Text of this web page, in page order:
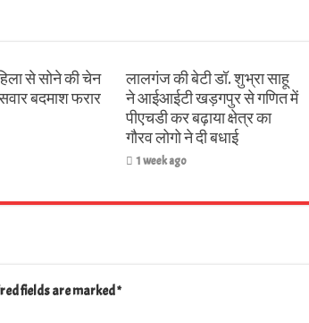
से सोने की चेन
बदमाश फरार
लालगंज की बेटी डॉ. शुभ्रा साहू
ने आईआईटी खड़गपुर से गणित में
पीएचडी कर बढ़ाया क्षेत्र का
गौरव लोगो ने दी बधाई
1 week ago
fields are marked*